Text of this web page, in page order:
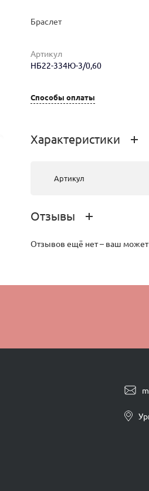
Магазин
PEOPLE’S
Браслет
Артикул
НБ22-334Ю-3/0,60
Способы оплаты
Характеристики
Артикул
Отзывы
Отзывов ещё нет – ваш может